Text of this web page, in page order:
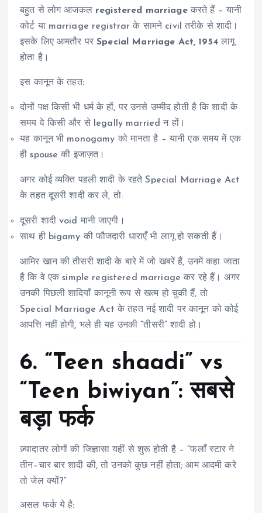
बहुत से लोग आजकल registered marriageकरते हैं – यानी
कोर्ट या marriage registrar के सामने civil तरीके से शादी।
इसके लिए आमतौर परSpecial Marriage Act, 1954लागू
होता है।
इस कानून के तहत:
दोनों पक्ष किसी भी धर्म के हों, पर उनसे उम्मीद होती है कि शादी के
समय वे किसी और से legally married न हों।
यह कानून भी monogamy को मानता है – यानी एक समय में एक
ही spouse की इजाज़त।
अगर कोई व्यक्ति पहली शादी के रहते Special Marriage Act
के तहत दूसरी शादी कर ले, तो:
दूसरी शादी void मानी जाएगी।
साथ ही bigamy की फौजदारी धाराएँ भी लागू हो सकती हैं।
आमिर खान की तीसरी शादी के बारे में जो खबरें हैं, उनमें कहा जाता
है कि वे एक simple registered marriage कर रहे हैं। अगर
उनकी पिछली शादियाँ कानूनी रूप से खत्म हो चुकी हैं, तो
Special Marriage Act के तहत नई शादी पर कानून को कोई
आपत्ति नहीं होगी, भले ही यह उनकी “तीसरी” शादी हो।
6. “Teen shaadi” vs
“Teen biwiyan”: सबसे
बड़ा फर्क
ज़्यादातर लोगों की जिज्ञासा यहीं से शुरू होती है – “फलाँ स्टार ने
तीन–चार बार शादी की, तो उनको कुछ नहीं होता; आम आदमी करे
तो जेल क्यों?”
असल फर्क ये है: